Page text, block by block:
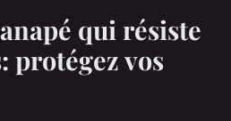
qui résiste
protégez vos